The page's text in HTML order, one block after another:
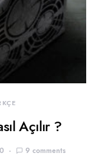
Açılır ?
9 comments